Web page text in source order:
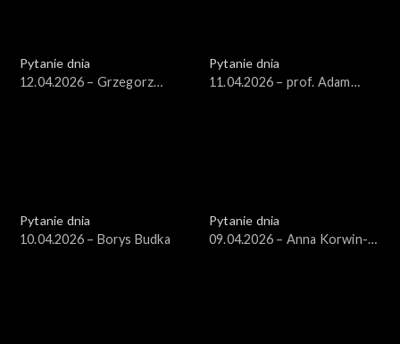
Pytanie dnia
12.04.2026 – Grzegorz
Pytanie dnia
11.04.2026 – prof. Adam
Pytanie dnia
10.04.2026 – Borys Budka
Pytanie dnia
09.04.2026 – Anna Korwin-